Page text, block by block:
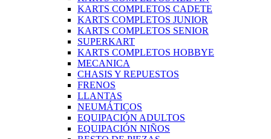
KARTS COMPLETOS CADETE
KARTS COMPLETOS JUNIOR
KARTS COMPLETOS SENIOR
SUPERKART
KARTS COMPLETOS HOBBYE
MECANICA
CHASIS Y REPUESTOS
FRENOS
LLANTAS
NEUMÁTICOS
EQUIPACIÓN ADULTOS
EQUIPACIÓN NIÑOS